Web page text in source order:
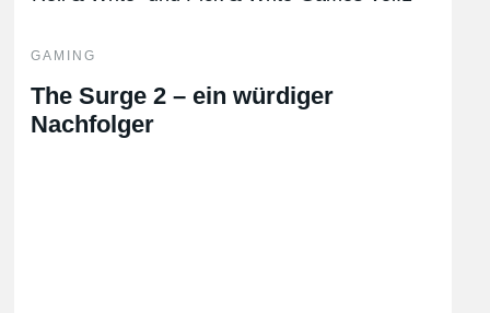
GAMING
The Surge 2 – ein würdiger
Nachfolger